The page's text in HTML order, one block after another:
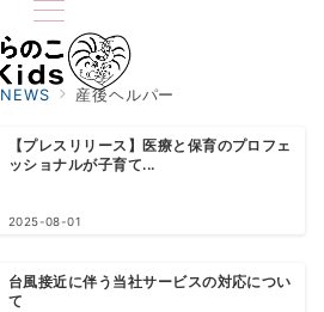
NEWS 産後ヘルパー
【プレスリリース】医療と保育のプロフェ
ッショナルが子育て...
2025-08-01
台風接近に伴う当社サービスの対応につい
て